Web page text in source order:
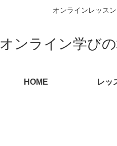
オンラインレッス
オンライン学び
HOME レッ